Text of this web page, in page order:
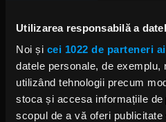
Utilizarea responsabilă a
Noi și cei 1022 de parteneri
datele personale, de exemplu,
utilizând tehnologii precum
stoca și accesa informațiile
scopul de a vă oferi
Rockul Carantinei 2020.